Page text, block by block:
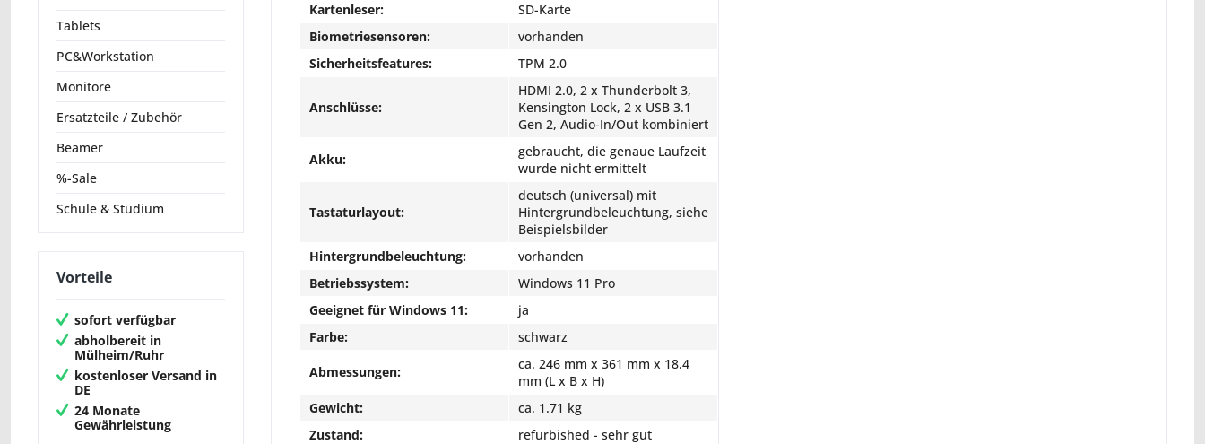
Tablets
PC&Workstation
Monitore
Ersatzteile / Zubehör
Beamer
%-Sale
Schule & Studium
Vorteile
sofort verfügbar
abholbereit in
Mülheim/Ruhr
kostenloser Versand in
DE
24 Monate
Gewährleistung
Kartenleser:
SD-Karte
Biometriesensoren:
vorhanden
Sicherheitsfeatures:
TPM 2.0
Anschlüsse:
HDMI 2.0, 2 x Thunderbolt 3,
Kensington Lock, 2 x USB 3.1
Gen 2, Audio-In/Out kombiniert
Akku:
gebraucht, die genaue Laufzeit
wurde nicht ermittelt
Tastaturlayout:
deutsch (universal) mit
Hintergrundbeleuchtung, siehe
Beispielsbilder
Hintergrundbeleuchtung:
vorhanden
Betriebssystem:
Windows 11 Pro
Geeignet für Windows 11:
ja
Farbe:
schwarz
Abmessungen:
ca. 246 mm x 361 mm x 18.4
mm (L x B x H)
Gewicht:
ca. 1.71 kg
Zustand:
refurbished - sehr gut